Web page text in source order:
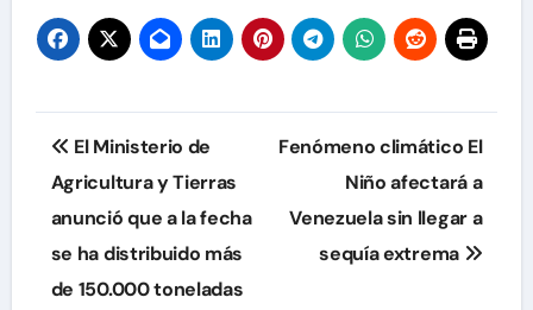
Navegación
de
entradas
El Ministerio de
Agricultura y Tierras
anunció que a la fecha
se ha distribuido más
de 150.000 toneladas
Fenómeno climático El
Niño afectará a
Venezuela sin llegar a
sequía extrema